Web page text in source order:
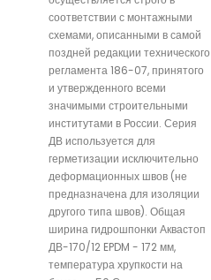
соответствии с монтажными
схемами, описанными в самой
поздней редакции технического
регламента 186-07, принятого
и утвержденного всеми
значимыми строительными
институтами в России. Серия
ДВ используется для
герметизации исключительно
деформационных швов (не
предназначена для изоляции
другого типа швов). Общая
ширина гидрошпонки Аквастоп
ДВ-170/12 EPDM - 172 мм,
температура хрупкости на